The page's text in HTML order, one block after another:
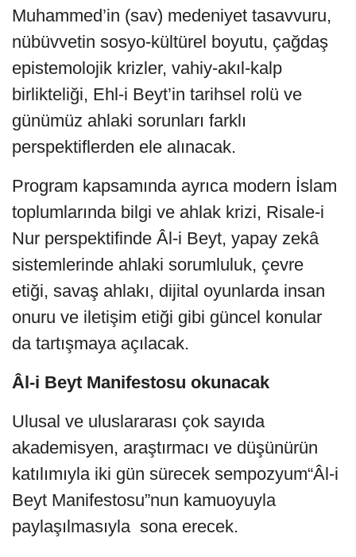
Muhammed’in (sav) medeniyet tasavvuru,
nübüvvetin sosyo-kültürel boyutu, çağdaş
epistemolojik krizler, vahiy-akıl-kalp
birlikteliği, Ehl-i Beyt’in tarihsel rolü ve
günümüz ahlaki sorunları farklı
perspektiflerden ele alınacak.
Program kapsamında ayrıca modern İslam
toplumlarında bilgi ve ahlak krizi, Risale-i
Nur perspektifinde Âl-i Beyt, yapay zekâ
sistemlerinde ahlaki sorumluluk, çevre
etiği, savaş ahlakı, dijital oyunlarda insan
onuru ve iletişim etiği gibi güncel konular
da tartışmaya açılacak.
Âl-i Beyt Manifestosu okunacak
Ulusal ve uluslararası çok sayıda
akademisyen, araştırmacı ve düşünürün
katılımıyla iki gün sürecek sempozyum“Âl-i
Beyt Manifestosu”nun kamuoyuyla
paylaşılmasıyla sona erecek.